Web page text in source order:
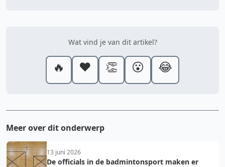
Wat vind je van dit artikel?
🔥 ❤️ 👏 😮 😂
Meer over dit onderwerp
13 juni 2026
De officials in de badmintonsport maken er